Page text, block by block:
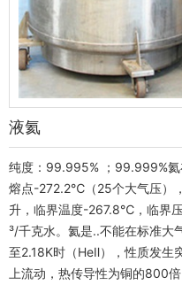
液氦
纯度：99.995% ；99.999%氦
熔点-272.2℃（25个大气压）
升，临界温度-267.8℃，临界
³/千克水。氦是..不能在标准大
至2.18K时（HeⅡ），性质发生
上流动，热传导性为铜的800